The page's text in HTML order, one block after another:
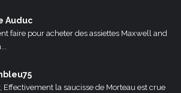
Auduc
faire pour acheter des assiettes Maxwell and
Effectivement la saucisse de Morteau est crue